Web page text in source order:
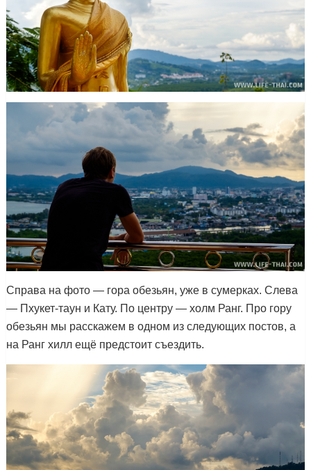
Справа на фото — гора обезьян, уже в сумерках. Слева
— Пхукет-таун и Кату. По центру — холм Ранг. Про гору
обезьян мы расскажем в одном из следующих постов, а
на Ранг хилл ещё предстоит съездить.